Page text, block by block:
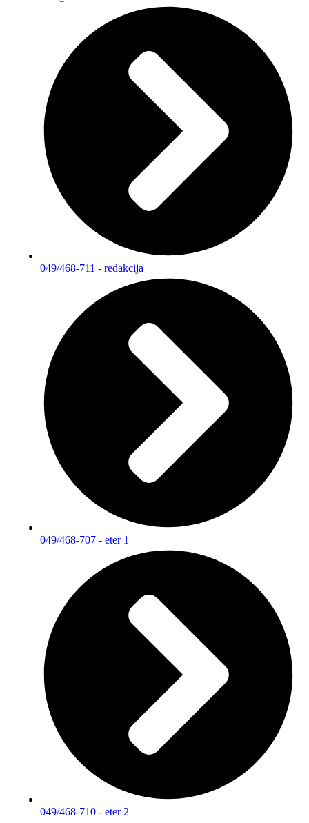
049/468-711 - redakcija
049/468-707 - eter 1
049/468-710 - eter 2